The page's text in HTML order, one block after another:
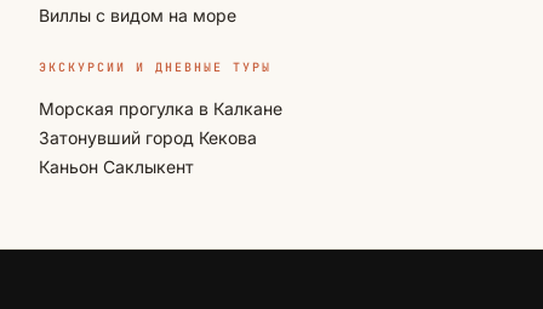
Виллы с видом на море
ЭКСКУРСИИ И ДНЕВНЫЕ ТУРЫ
Морская прогулка в Калкане
Затонувший город Кекова
Каньон Саклыкент